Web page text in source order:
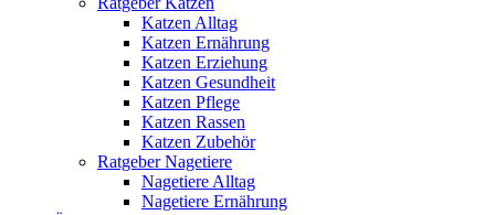
Katzen Alltag
Katzen Ernährung
Katzen Erziehung
Katzen Gesundheit
Katzen Pflege
Katzen Rassen
Katzen Zubehör
Ratgeber Nagetiere
Nagetiere Alltag
Nagetiere Ernährung